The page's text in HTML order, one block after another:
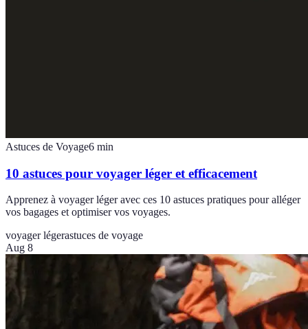
Astuces de Voyage6 min
10 astuces pour voyager léger et efficacement
Apprenez à voyager léger avec ces 10 astuces pratiques pour alléger
vos bagages et optimiser vos voyages.
voyager légerastuces de voyage
Aug 8